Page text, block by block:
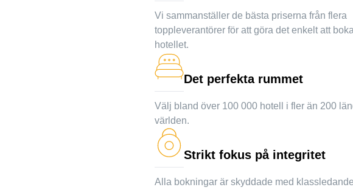
Vi sammanställer de bästa priserna från flera
toppleverantörer för att göra det enkelt att
hotellet.
Det perfekta rummet
Välj bland över 100 000 hotell i fler än 200
världen.
Strikt fokus på integritet
Alla bokningar är skyddade med